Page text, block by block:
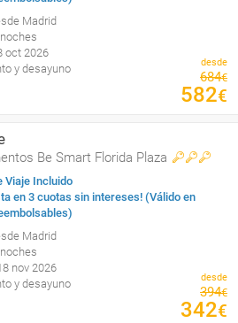
Madrid
oct 2026
y desayuno
desde
684€
582€
Be Smart Florida Plaza
Viaje Incluido
en 3 cuotas sin intereses! (Válido en
Madrid
nov 2026
y desayuno
desde
394€
342€